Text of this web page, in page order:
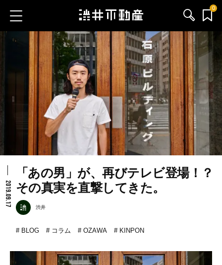
0
お気に入り物件 お問い合わせ
ブログ
サービス内容
渋井不動産のメンバー
会社情報
2019.09.17
「あの男」が、再びテレビ登場！？
その真実を直撃してきた。
渋井
BLOG コラム OZAWA KINPON